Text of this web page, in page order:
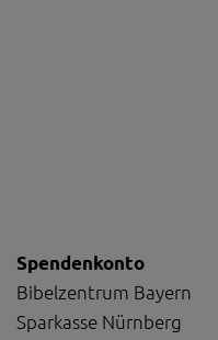
Spendenkonto
Bibelzentrum Bayern
Sparkasse Nürnberg